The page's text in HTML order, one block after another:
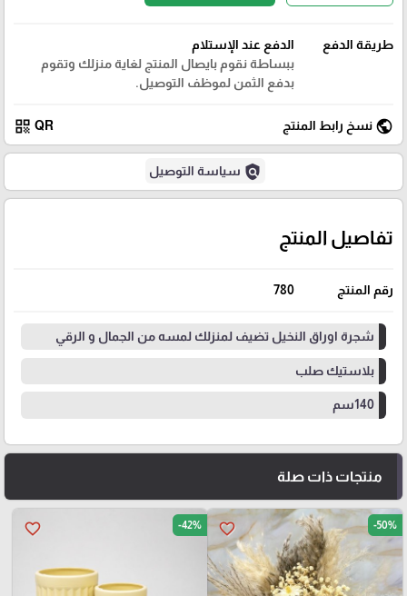
طريقة الدفع
الدفع عند الإستلام
ببساطة نقوم بايصال المنتج لغاية منزلك وتقوم
بدفع الثمن لموظف التوصيل.
public نسخ رابط المنتج QR
qr_code
policy سياسة التوصيل
تفاصيل المنتج
رقم المنتج 780
شجرة اوراق النخيل تضيف لمنزلك لمسه من الجمال و الرقي
بلاستيك صلب
140سم
منتجات ذات صلة
favorite_border -50%
favorite_border -42%